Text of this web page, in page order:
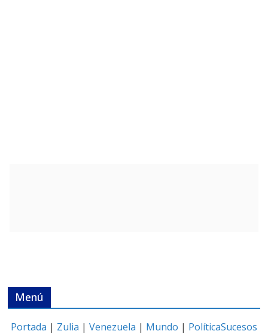
Menú
Portada | Zulia | Venezuela | Mundo | PolíticaSucesos